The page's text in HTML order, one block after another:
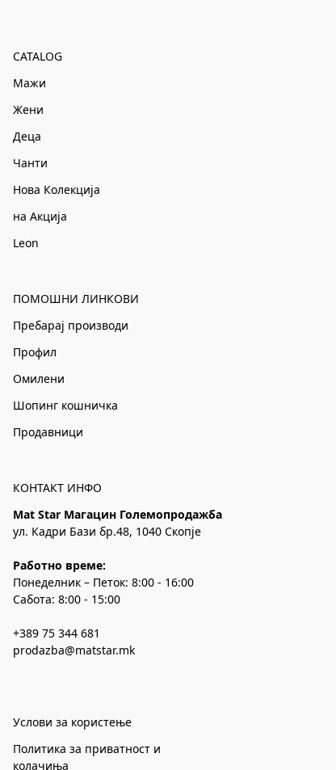
CATALOG
Мажи
Жени
Деца
Чанти
Нова Колекција
на Акција
Leon
ПОМОШНИ ЛИНКОВИ
Пребарај производи
Профил
Омилени
Шопинг кошничка
Продавници
КОНТАКТ ИНФО
Mat Star Магацин Големопродажба
ул. Кадри Бази бр.48, 1040 Скопје
Работно време:
Понеделник – Петок: 8:00 - 16:00
Сабота: 8:00 - 15:00
+389 75 344 681
prodazba@matstar.mk
Услови за користење
Политика за приватност и
колачиња